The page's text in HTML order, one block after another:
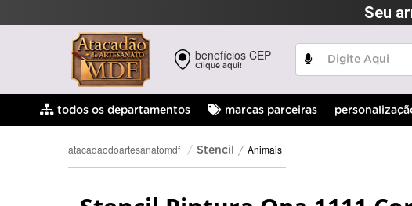
Seu
benefícios CEP
Clique aqui!
todos os departamentos marcas parceiras
atacadaodoartesanatomdf Stencil Animais